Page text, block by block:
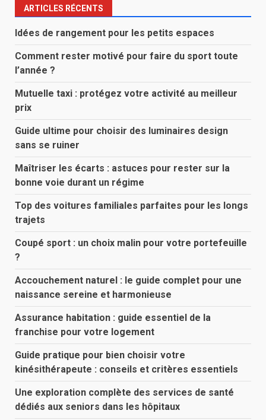
ARTICLES RÉCENTS
Idées de rangement pour les petits espaces
Comment rester motivé pour faire du sport toute
l’année ?
Mutuelle taxi : protégez votre activité au meilleur
prix
Guide ultime pour choisir des luminaires design
sans se ruiner
Maîtriser les écarts : astuces pour rester sur la
bonne voie durant un régime
Top des voitures familiales parfaites pour les longs
trajets
Coupé sport : un choix malin pour votre portefeuille
?
Accouchement naturel : le guide complet pour une
naissance sereine et harmonieuse
Assurance habitation : guide essentiel de la
franchise pour votre logement
Guide pratique pour bien choisir votre
kinésithérapeute : conseils et critères essentiels
Une exploration complète des services de santé
dédiés aux seniors dans les hôpitaux